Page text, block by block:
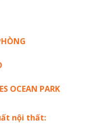
OCEAN PARK
nội thất: